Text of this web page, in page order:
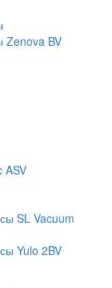
Zenova BV
ASV
SL Vacuum
Yulo 2BV